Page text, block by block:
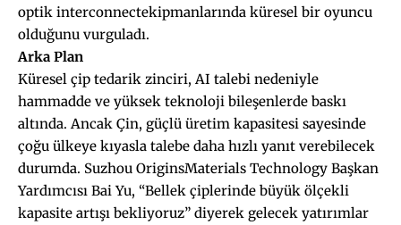
optik interconnectekipmanlarında küresel bir oyuncu
olduğunu vurguladı.
Arka Plan
Küresel çip tedarik zinciri, AI talebi nedeniyle
hammadde ve yüksek teknoloji bileşenlerde baskı
altında. Ancak Çin, güçlü üretim kapasitesi sayesinde
çoğu ülkeye kıyasla talebe daha hızlı yanıt verebilecek
durumda. Suzhou OriginsMaterials Technology Başkan
Yardımcısı Bai Yu, “Bellek çiplerinde büyük ölçekli
kapasite artışı bekliyoruz” diyerek gelecek yatırımlar